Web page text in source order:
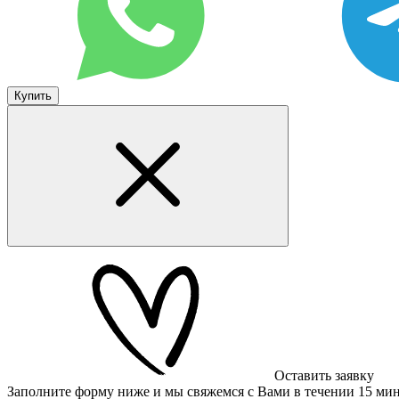
Купить
Оставить заявку
Заполните форму ниже и мы свяжемся с Вами в течении 15